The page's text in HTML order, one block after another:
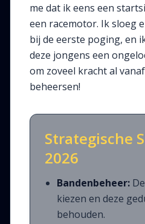
me dat ik eens een
een racemotor. Ik sloeg
bij de eerste poging, en
deze jongens een
om zoveel kracht al
beheersen!
Strategische
2026
Bandenbeheer:
kiezen en deze
behouden.